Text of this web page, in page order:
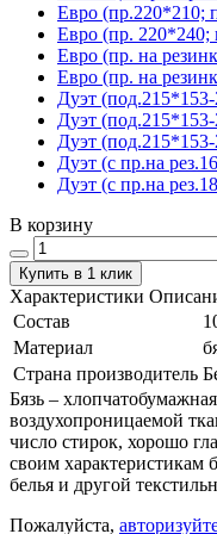
Евро (пр.220*210;
Евро (пр. 220*240;
Евро (пр. на
Евро (пр. на
Дуэт
Дуэт
Дуэт
Дуэт (с пр.на
Дуэт (с пр.на
В корзину
Купить в 1 клик
Характеристики
Состав
Материал
Страна производитель
Бязь –
воздухопроницаемой
число стирок, хорошо
своим характеристикам
белья и другой
Пожалуйста,